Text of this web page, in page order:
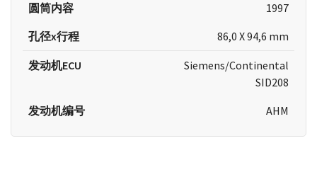
圆筒内容
1997
孔径x行程
86,0 X 94,6 mm
发动机ECU
Siemens/Continental
SID208
发动机编号
AHM